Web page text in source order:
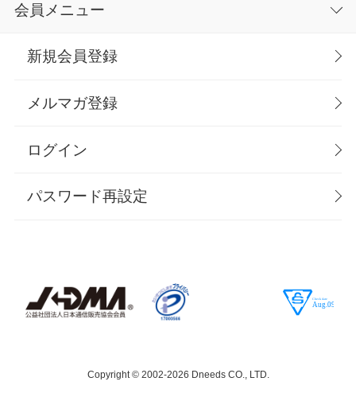
会員メニュー
新規会員登録
メルマガ登録
ログイン
パスワード再設定
Copyright © 2002-2026 Dneeds CO., LTD.